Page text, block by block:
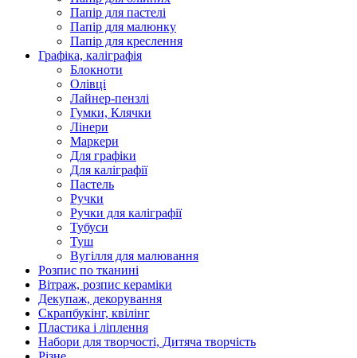
Папір для пастелі
Папір для малюнку
Папір для креслення
Графіка, каліграфія
Блокноти
Олівці
Лайнер-пензлі
Гумки, Клячки
Лінери
Маркери
Для графіки
Для каліграфії
Пастель
Ручки
Ручки для каліграфії
Тубуси
Туш
Вугілля для малювання
Розпис по тканині
Вітраж, розпис кераміки
Декупаж, декорування
Скрапбукінг, квілінг
Пластика і ліплення
Набори для творчості, Дитяча творчість